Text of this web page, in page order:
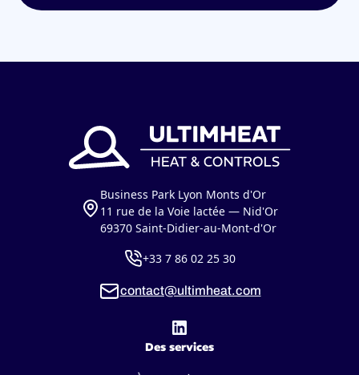
Business Park Lyon Monts d'Or
11 rue de la Voie lactée — Nid'Or
69370 Saint-Didier-au-Mont-d'Or
+33 7 86 02 25 30
contact@ultimheat.com
Des services